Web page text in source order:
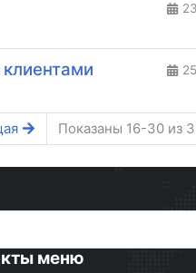
Показаны 16-30 из
меню